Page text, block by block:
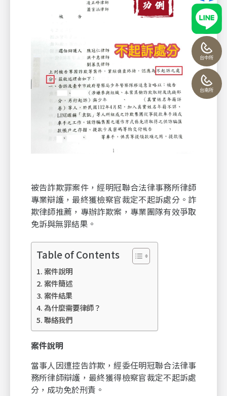
被告詐欺罪案件，經明冠聯合法律事務所律師
專業辯護，最終獲檢察官裁定不起訴處分。詐
欺律師推薦，專辦詐欺案，專業團隊有效爭取
免訴與無罪結果。
Table of Contents
案件說明
案件簡述
案件結果
為什麼需要律師？
聯絡我們
案件說明
當事人因遭控告詐欺，經委任明冠聯合法律事
務所律師辯護，最終獲得檢察官裁定不起訴處
分，成功免於刑責。
台中所
台南所